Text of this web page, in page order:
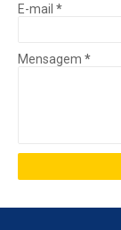
E-mail *
Mensagem *